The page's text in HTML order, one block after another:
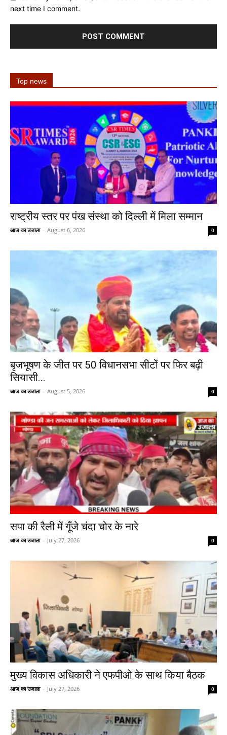
next time I comment.
Top news
राष्ट्रीय स्तर पर पंख संस्था को दिल्ली में मिला सम्मान
आज का उजाला - August 6, 2026 0
बृजभूषण के जीत पर 50 विधानसभा सीटों पर फिर बढ़ी
सियासी...
आज का उजाला - August 5, 2026 0
सपा की रैली में गूँजे चंदा चोर के नारे
आज का उजाला - July 27, 2026 0
मुख्य विकास अधिकारी ने एफपीओ के साथ किया बैठक
आज का उजाला - July 27, 2026 0